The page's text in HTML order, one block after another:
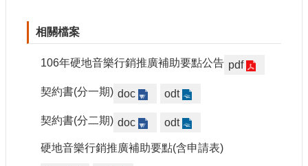
相關檔案
106年硬地音樂行銷推廣補助要點公告 pdf
契約書(分一期) doc odt
契約書(分二期) doc odt
硬地音樂行銷推廣補助要點(含申請表)